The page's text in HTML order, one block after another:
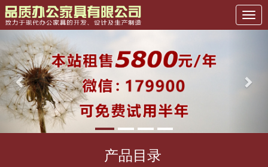
Previous
产品目录